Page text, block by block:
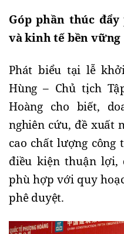
Góp phần thúc
và kinh tế bền vững
Phát biểu tại lễ
Hùng – Chủ tịch
Hoàng cho biết,
nghiên cứu, đề xuất
cao chất lượng
điều kiện thuận lợi,
phù hợp với quy
phê duyệt.